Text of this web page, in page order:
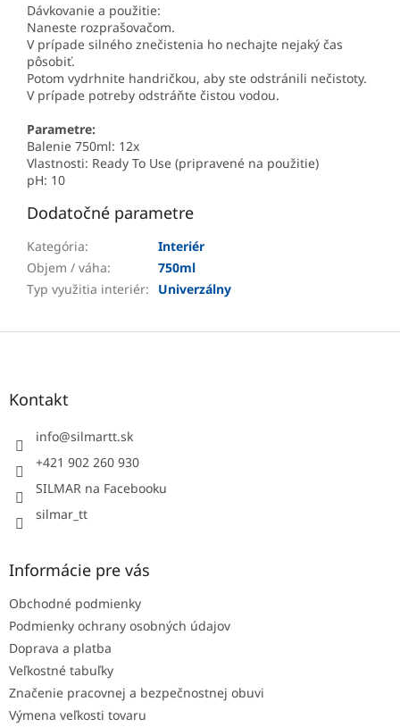
Dávkovanie a použitie:
Naneste rozprašovačom.
V prípade silného znečistenia ho nechajte nejaký čas
pôsobiť.
Potom vydrhnite handričkou, aby ste odstránili nečistoty.
V prípade potreby odstráňte čistou vodou.
Parametre:
Balenie 750ml: 12x
Vlastnosti: Ready To Use (pripravené na použitie)
pH: 10
Dodatočné parametre
Kategória:
Interiér
Objem / váha:
750ml
Typ využitia interiér: Univerzálny
Z
Kontakt
info@silmartt.sk
+421 902 260 930
SILMAR na Facebooku
silmar_tt
Informácie pre vás
Obchodné podmienky
Podmienky ochrany osobných údajov
Doprava a platba
Veľkostné tabuľky
Značenie pracovnej a bezpečnostnej obuvi
Výmena veľkosti tovaru